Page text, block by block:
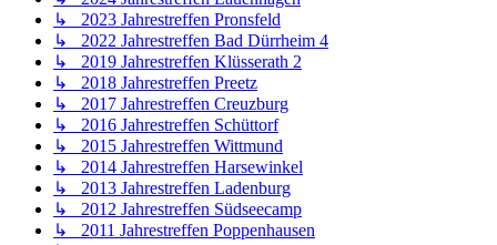
↳ 2023 Jahrestreffen Pronsfeld
↳ 2022 Jahrestreffen Bad Dürrheim 4
↳ 2019 Jahrestreffen Klüsserath 2
↳ 2018 Jahrestreffen Preetz
↳ 2017 Jahrestreffen Creuzburg
↳ 2016 Jahrestreffen Schüttorf
↳ 2015 Jahrestreffen Wittmund
↳ 2014 Jahrestreffen Harsewinkel
↳ 2013 Jahrestreffen Ladenburg
↳ 2012 Jahrestreffen Südseecamp
↳ 2011 Jahrestreffen Poppenhausen